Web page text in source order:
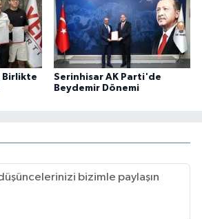
Birlikte
Serinhisar AK Parti'de
Beydemir Dönemi